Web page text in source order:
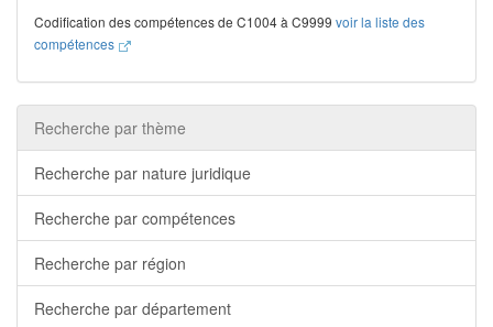
Codification des compétences de C1004 à C9999 voir la liste des
compétences
Recherche par thème
Recherche par nature juridique
Recherche par compétences
Recherche par région
Recherche par département